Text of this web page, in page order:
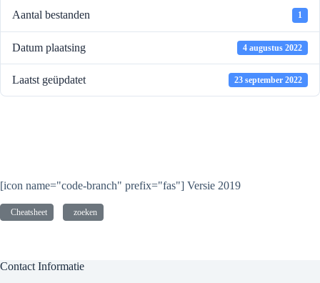
Aantal bestanden 1
Datum plaatsing 4 augustus 2022
Laatst geüpdatet 23 september 2022
[icon name="code-branch" prefix="fas"] Versie 2019
Cheatsheet zoeken
Contact Informatie